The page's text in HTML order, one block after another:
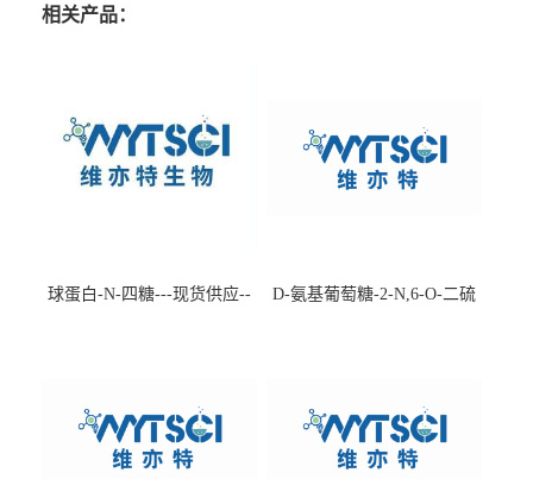
相关产品：
球蛋白-N-四糖---现货供应--
D-氨基葡萄糖-2-N,6-O-二硫